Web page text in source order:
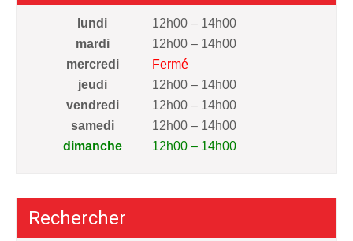
lundi
12h00 – 14h00
mardi
12h00 – 14h00
mercredi
Fermé
jeudi
12h00 – 14h00
vendredi
12h00 – 14h00
samedi
12h00 – 14h00
dimanche
12h00 – 14h00
Rechercher